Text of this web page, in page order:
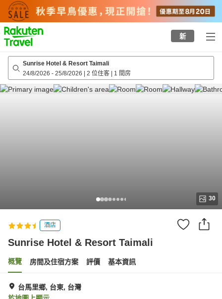
to
top
page
新
Sunrise Hotel & Resort Taimali
24/8/2026 - 25/8/2026 | 2 位住客 | 1 間房
30
酒店
Sunrise Hotel & Resort Taimali
概覽 房間及住宿方案 評價 基本資訊
台馬里鄉, 台東, 台灣